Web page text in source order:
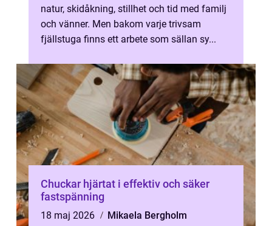
natur, skidåkning, stillhet och tid med familj
och vänner. Men bakom varje trivsam
fjällstuga finns ett arbete som sällan sy...
Chuckar hjärtat i effektiv och säker
fastspänning
18 maj 2026
Mikaela Bergholm